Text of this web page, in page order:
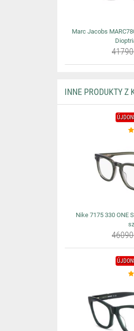
Marc Jacobs
INNE PRODUKTY Z
Nike 7175 330 ONE